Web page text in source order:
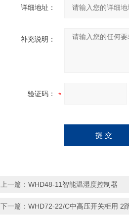
详细地址：
补充说明：
验证码：
上一篇： WHD48-11智能温湿度控制器
下一篇： WHD72-22/C中高压开关柜用 2